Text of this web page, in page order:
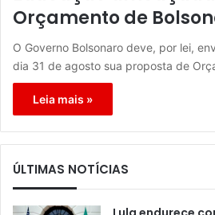
Orçamento de
O Governo Bolsonaro deve, por lei,
dia 31 de agosto sua proposta de
Leia mais »
ÚLTIMAS NOTÍCIAS